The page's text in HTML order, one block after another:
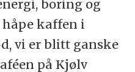
boring og
håpe kaffen i
vi er blitt ganske
på Kjølv